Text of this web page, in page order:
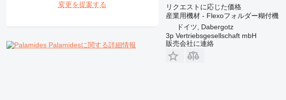
変更を提案する
Palamidesに関する詳細情報
リクエストに応じた価格
産業用機材 - Flexoフォルダー糊付機
ドイツ, Dabergotz
3p Vertriebsgesellschaft mbH
販売会社に連絡